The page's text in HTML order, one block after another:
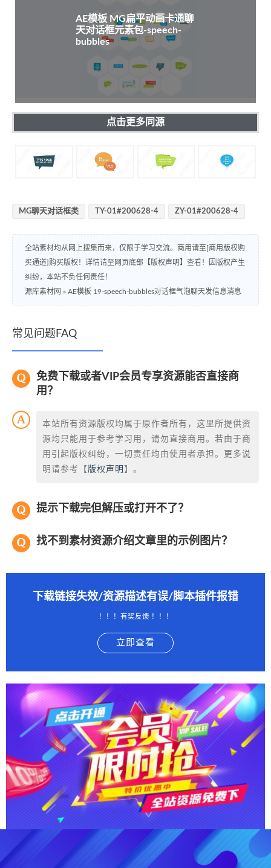
AE模板 MG扁平动画卡通聊
天对话框元素包-speech-
bubbles
点击更多同源
MG聊天对话框类 TY-01#200628-4 ZY-01#200628-4
全站素材均从网上搜集而来，仅限于学习交流。商用请至[商用版权购
买通道]购买版权！详情请至网页底部【版权声明】查看！因版权产生
纠纷，本站不负任何责任！
源库素材网 » AE模板 19-speech-bubbles对话框气泡聊天发信息消息
常见问题FAQ
免费下载或者VIP会员专享资源能否直接商
用？
本站所有资源版权均属于原作者所有，这里所提供资
源均只能用于参考学习用，请勿直接商用。若由于商
用引起版权纠纷，一切责任均由使用者承担。更多说
明请参考【 版权声明 】。
提示下载完但解压或打开不了？
找不到素材资源介绍文章里的示例图片？
下载链接失效/资源描述有误/脚本插件报错
！！！有奖反馈 ！！！
立即查看